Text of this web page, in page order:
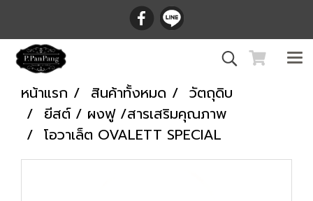
หน้าแรก สินค้าทั้งหมด
วัตถุดิบ
ยีสต์ / ผงฟู /สารเสริมคุณภาพ
โอวาเล็ต OVALETT SPECIAL